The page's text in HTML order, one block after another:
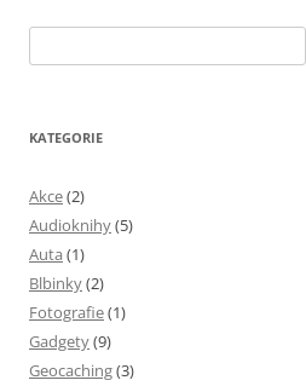
KATEGORIE
Akce(2)
Audioknihy(5)
Auta (1)
Blbinky(2)
Fotografie(1)
Gadgety(9)
Geocaching(3)